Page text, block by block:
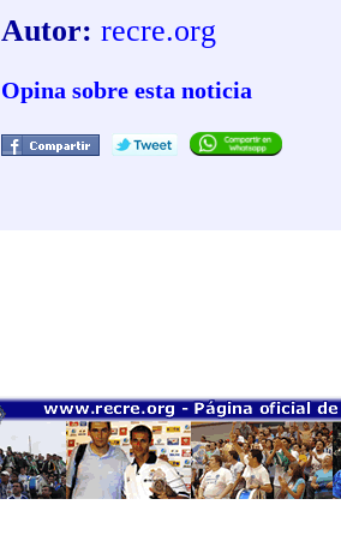
Autor: recre.org
Opina sobre esta noticia